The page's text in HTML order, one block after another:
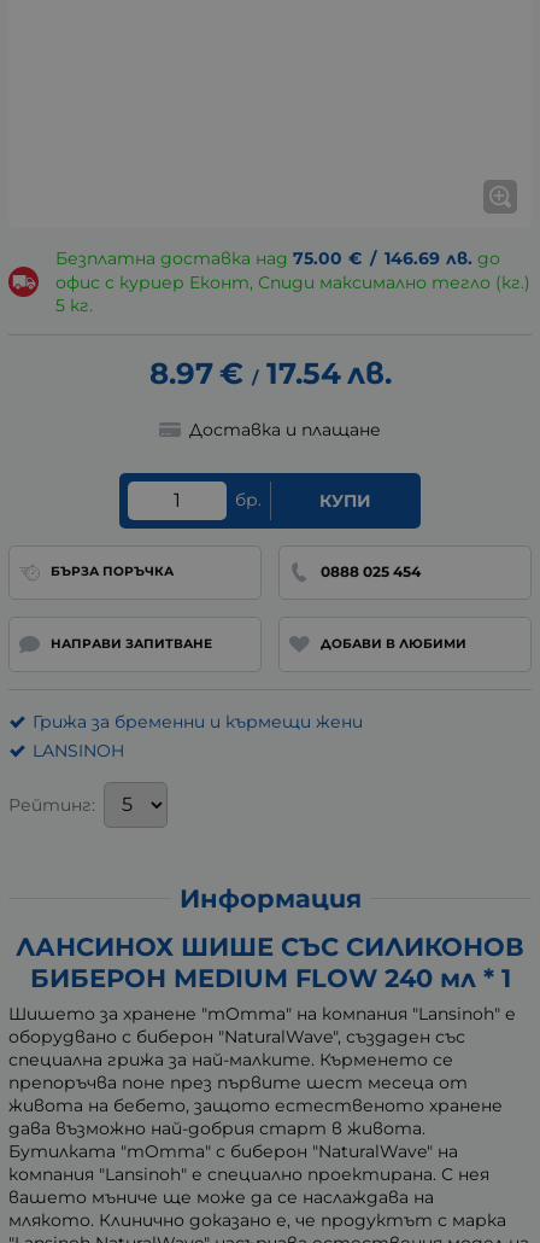
Безплатна доставка над 75.00 € / 146.69 лв. до
офис с куриер Еконт, Спиди максимално тегло (кг.)
5 кг.
8.97€ / 17.54лв.
Доставка и плащане
бр. КУПИ
БЪРЗА ПОРЪЧКА 0888 025 454
НАПРАВИ ЗАПИТВАНЕ ДОБАВИ В ЛЮБИМИ
Грижа за бременни и кърмещи жени
LANSINOH
Рейтинг:
Информация
ЛАНСИНОХ ШИШЕ СЪС СИЛИКОНОВ
БИБЕРОН MEDIUM FLOW 240 мл * 1
Шишето за хранене "mOmma" на компания "Lansinoh" е
оборудвано с биберон "NaturalWave", създаден със
специална грижа за най-малките. Кърменето се
препоръчва поне през първите шест месеца от
живота на бебето, защото естественото хранене
дава възможно най-добрия старт в живота.
Бутилката "mOmma" с биберон "NaturalWave" на
компания "Lansinoh" е специално проектирана. С нея
вашето мъниче ще може да се наслаждава на
млякото. Клинично доказано е, че продуктът с марка